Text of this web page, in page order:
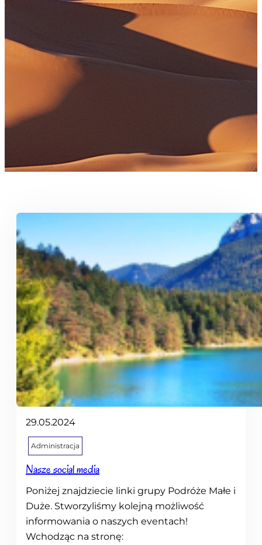
29.05.2024
Administracja
Nasze social media
Poniżej znajdziecie linki grupy Podróże Małe i
Duże. Stworzyliśmy kolejną możliwość
informowania o naszych eventach!
Wchodząc na stronę: